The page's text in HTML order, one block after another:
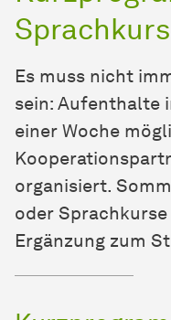
Es muss nicht
sein: Aufenthalte
einer Woche
organisiert.
oder
Ergänzung zum